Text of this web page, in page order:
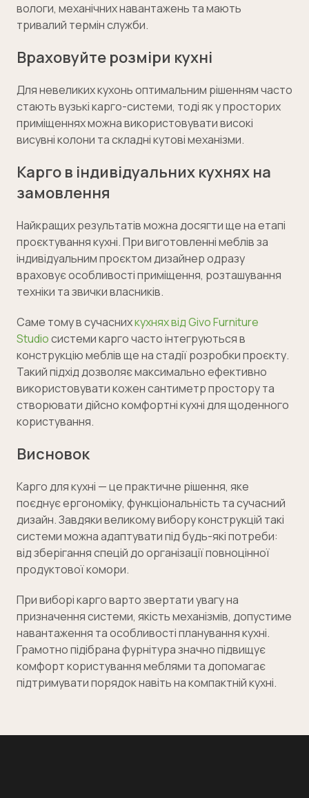
вологи, механічних навантажень та мають
тривалий термін служби.
Враховуйте розміри кухні
Для невеликих кухонь оптимальним рішенням часто
стають вузькі карго-системи, тоді як у просторих
приміщеннях можна використовувати високі
висувні колони та складні кутові механізми.
Карго в індивідуальних кухнях на
замовлення
Найкращих результатів можна досягти ще на етапі
проєктування кухні. При виготовленні меблів за
індивідуальним проєктом дизайнер одразу
враховує особливості приміщення, розташування
техніки та звички власників.
Саме тому в сучаснихкухнях від Givo Furniture
Studioсистеми карго часто інтегруються в
конструкцію меблів ще на стадії розробки проєкту.
Такий підхід дозволяє максимально ефективно
використовувати кожен сантиметр простору та
створювати дійсно комфортні кухні для щоденного
користування.
Висновок
Карго для кухні — це практичне рішення, яке
поєднує ергономіку, функціональність та сучасний
дизайн. Завдяки великому вибору конструкцій такі
системи можна адаптувати під будь-які потреби:
від зберігання спецій до організації повноцінної
продуктової комори.
При виборі карго варто звертати увагу на
призначення системи, якість механізмів, допустиме
навантаження та особливості планування кухні.
Грамотно підібрана фурнітура значно підвищує
комфорт користування меблями та допомагає
підтримувати порядок навіть на компактній кухні.